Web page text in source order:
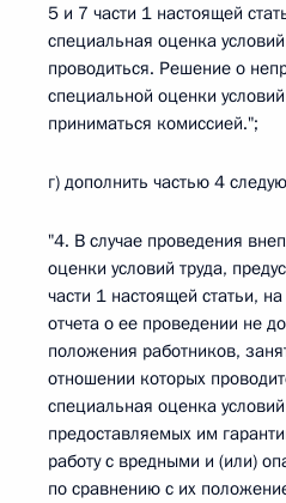
5 и 7 части 1 настоящей
специальная оценка
проводиться. Решение о
специальной оценки
приниматься комиссией.";
г) дополнить частью 4
"4. В случае проведения
оценки условий труда,
части 1 настоящей статьи,
отчета о ее проведении не
положения работников,
отношении которых
специальная оценка условий
предоставляемых им
работу с вредными и (или)
по сравнению с их